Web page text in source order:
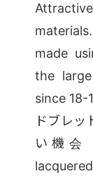
made
the
since 18-
ドブレッ
い機会